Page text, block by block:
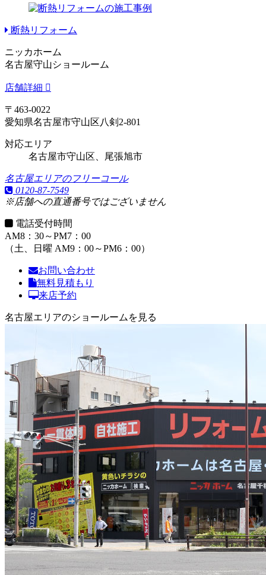
断熱リフォーム
ニッカホーム
名古屋守山ショールーム
店舗詳細
〒463-0022
愛知県名古屋市守山区八剣2-801
対応エリア
名古屋市守山区、尾張旭市
名古屋エリアのフリーコール
0120-87-7549
※店舗への直通番号ではございません
電話受付時間
AM8：30～PM7：00
（土、日曜 AM9：00～PM6：00）
お問い合わせ
無料見積もり
来店予約
名古屋エリアのショールームを見る